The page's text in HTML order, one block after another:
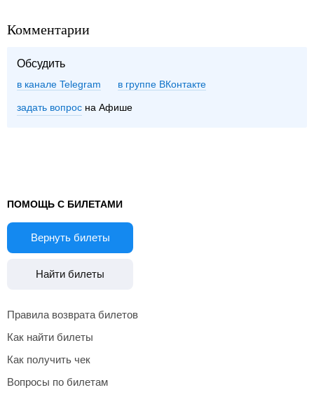
Комментарии
Обсудить
в канале Telegram группе ВКонтакте
задать вопрос на Афише
ПОМОЩЬ С БИЛЕТАМИ
Вернуть билеты
Найти билеты
Правила возврата билетов
Как найти билеты
Как получить чек
Вопросы по билетам